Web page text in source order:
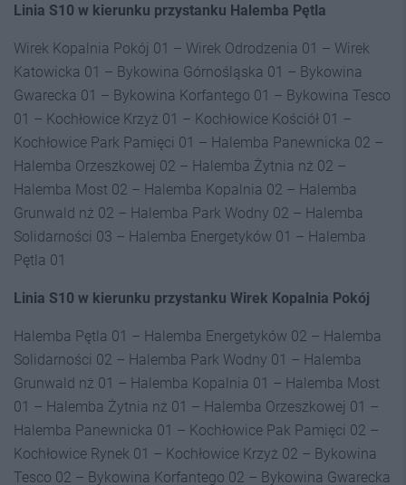
Linia S10 w kierunku przystanku Halemba Pętla
Wirek Kopalnia Pokój 01 – Wirek Odrodzenia 01 – Wirek
Katowicka 01 – Bykowina Górnośląska 01 – Bykowina
Gwarecka 01 – Bykowina Korfantego 01 – Bykowina Tesco
01 – Kochłowice Krzyż 01 – Kochłowice Kościół 01 –
Kochłowice Park Pamięci 01 – Halemba Panewnicka 02 –
Halemba Orzeszkowej 02 – Halemba Żytnia nż 02 –
Halemba Most 02 – Halemba Kopalnia 02 – Halemba
Grunwald nż 02 – Halemba Park Wodny 02 – Halemba
Solidarności 03 – Halemba Energetyków 01 – Halemba
Pętla 01
Linia S10 w kierunku przystanku Wirek Kopalnia Pokój
Halemba Pętla 01 – Halemba Energetyków 02 – Halemba
Solidarności 02 – Halemba Park Wodny 01 – Halemba
Grunwald nż 01 – Halemba Kopalnia 01 – Halemba Most
01 – Halemba Żytnia nż 01 – Halemba Orzeszkowej 01 –
Halemba Panewnicka 01 – Kochłowice Pak Pamięci 02 –
Kochłowice Rynek 01 – Kochłowice Krzyż 02 – Bykowina
Tesco 02 – Bykowina Korfantego 02 – Bykowina Gwarecka